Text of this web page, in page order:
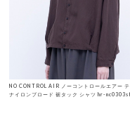
NO CONTROL AIR ノーコントロールエアー
ナイロンブロード 裾タック シャツ hr-nc0303sf